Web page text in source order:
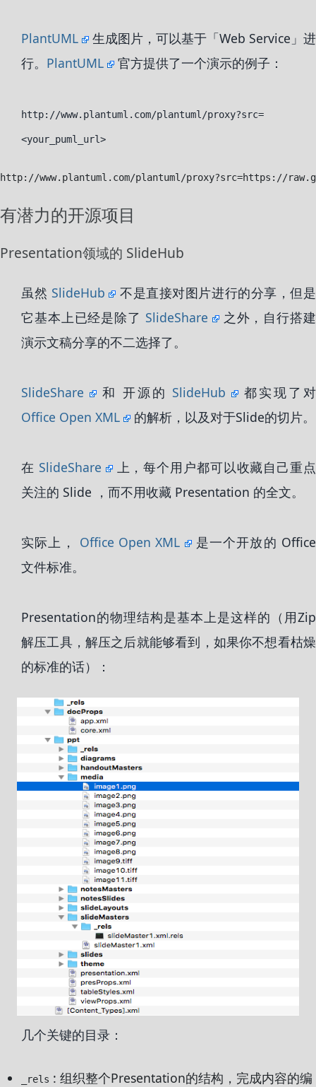
PlantUML
生成图片，可以基于「Web Service」进
行。 PlantUML 官方提供了一个演示的例子：
http://www.plantuml.com/plantuml/proxy?src=
<your_puml_url>
有潜力的开源项目
Presentation领域的 SlideHub
虽然 SlideHub
不是直接对图片进行的分享，但是
它基本上已经是除了 SlideShare
之外，自行搭建
演示文稿分享的不二选择了。
SlideShare 和 开源的 SlideHub
都实现了对
Office Open XML
的解析，以及对于Slide的切片。
在 SlideShare
上，每个用户都可以收藏自己重点
关注的 Slide ，而不用收藏 Presentation 的全文。
实际上， Office Open XML
是一个开放的 Office
文件标准。
Presentation的物理结构是基本上是这样的（用Zip
解压工具，解压之后就能够看到，如果你不想看枯燥
的标准的话）：
几个关键的目录：
_rels : 组织整个Presentation的结构，完成内容的编